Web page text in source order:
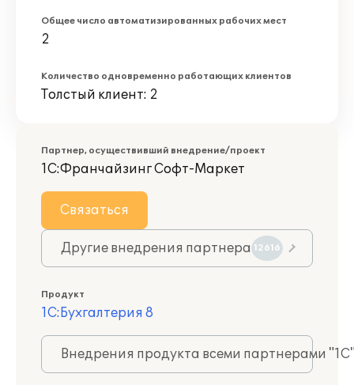
Общее число автоматизированных рабочих мест
2
Количество одновременно работающих клиентов
Толстый клиент: 2
Партнер, осуществивший внедрение/проект
1С:Франчайзинг Софт-Маркет
Связаться
Другие внедрения партнера 12616
Продукт
1С:Бухгалтерия 8
Внедрения продукта всеми партнерами